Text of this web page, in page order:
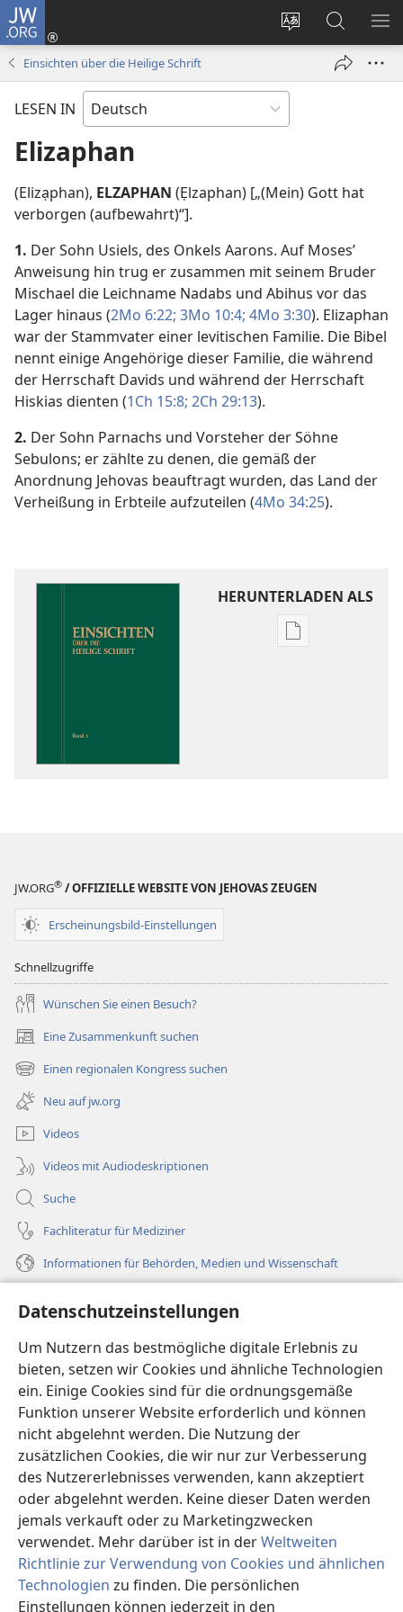
Datenschutzeinstellungen
Um Nutzern das bestmögliche digitale Erlebnis zu
bieten, setzen wir Cookies und ähnliche Technologien
ein. Einige Cookies sind für die ordnungsgemäße
Funktion unserer Website erforderlich und können
nicht abgelehnt werden. Die Nutzung der
zusätzlichen Cookies, die wir nur zur Verbesserung
des Nutzererlebnisses verwenden, kann akzeptiert
oder abgelehnt werden. Keine dieser Daten werden
jemals verkauft oder zu Marketingzwecken
verwendet. Mehr darüber ist in derWeltweiten
Richtlinie zur Verwendung von Cookies und ähnlichen
Technologien zu finden. Die persönlichen
Einstellungen können jederzeit in den
JW.ORG
Websitesprache
ändern
Anmelden
(öffnet
Suche
Einsichten über die Heilige Schrift
LESEN IN
Elizaphan
(Elizạphan), ELZAPHAN (Ẹlzaphan) [„(Mein) Gott hat
verborgen (aufbewahrt)“].
1. Der Sohn Usiels, des Onkels Aarons. Auf Moses’
Anweisung hin trug er zusammen mit seinem Bruder
Mischael die Leichname Nadabs und Abihus vor das
Lager hinaus (2Mo 6:22; 3Mo 10:4; 4Mo 3:30). Elizaphan
war der Stammvater einer levitischen Familie. Die Bibel
nennt einige Angehörige dieser Familie, die während
der Herrschaft Davids und während der Herrschaft
Hiskias dienten (1Ch 15:8; 2Ch 29:13).
2. Der Sohn Parnachs und Vorsteher der Söhne
Sebulons; er zählte zu denen, die gemäß der
Anordnung Jehovas beauftragt wurden, das Land der
Verheißung in Erbteile aufzuteilen (4Mo 34:25).
HERUNTERLADEN ALS
JW.ORG® / OFFIZIELLE WEBSITE VON JEHOVAS ZEUGEN
Erscheinungsbild-Einstellungen
Schnellzugriffe
Wünschen Sie einen Besuch?
Eine Zusammenkunft suchen
(öffnet
neues
Fenster)
Einen regionalen Kongress suchen
(öffnet
neues
Fenster)
Neu auf jw.org
Videos
Videos mit Audiodeskriptionen
Suche
Fachliteratur für Mediziner
Informationen für Behörden, Medien und Wissenschaft
Spenden
(öffnet
neues
Fenster)Wachtturm ONLINE-BIBLIOTHEK
(öffnet
neues
Fenster)JW Hub®
(öffnet
neues
Fenster)JW Library
Watchtower Library ®
Copyright© 2026 Watch Tower Bible and Tract Society of Pennsylvania.